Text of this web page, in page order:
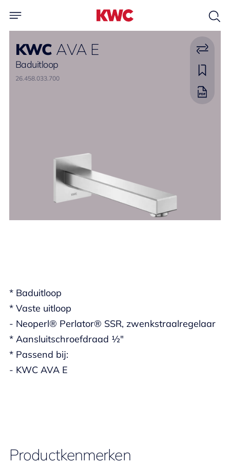
KWC AVA E
Baduitloop
26.458.033.700
* Baduitloop
* Vaste uitloop
- Neoperl® Perlator® SSR, zwenkstraalregelaar
* Aansluitschroefdraad ½"
* Passend bij:
- KWC AVA E
Productkenmerken